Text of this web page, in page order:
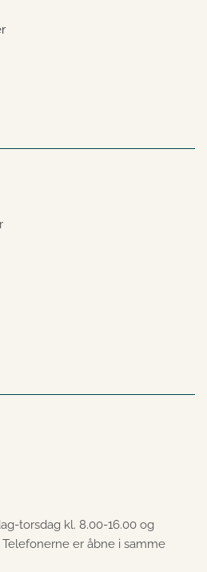
torsdag kl. 8.00-16.00 og
er åbne i samme